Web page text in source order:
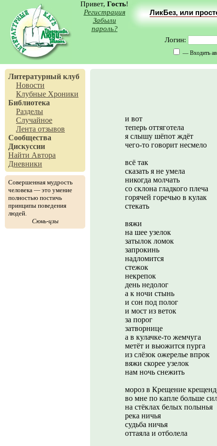
Привет, Гость!
Регистрация
Забыли
пароль?
ЛикБез, или
Логин:
— Входить
Литературный клуб
Новости
Клубные Хроники
Библиотека
Разделы
Случайное
Лента отзывов
Сообщества
Дискуссии
Найти Автора
Дневники
Совершенная мудрость
человека — это умение
полностью постичь
принципы поведения
людей.
Сюнь-цзы
и вот
теперь оттяготела
я слышу шёпот ждёт
чего-то говорит несмело
всё так
сказать я не умела
никогда молчать
со склона гладкого плеча
горячей горечью в кулак
стекать
вяжи
на шее узелок
затылок ломок
запрокинь
надломится
стежок
некрепок
день недолог
а к ночи стынь
и сон под полог
и мост из веток
за порог
затворнице
а в кулачке-то жемчуга
метёт и вьюжится пурга
из слёзок ожерелье впрок
вяжи скорее узелок
нам ночь снежить
мороз в Крещение
во мне по капле больше
на стёклах белых полынья
река ничья
судьба ничья
оттаяла и отболела